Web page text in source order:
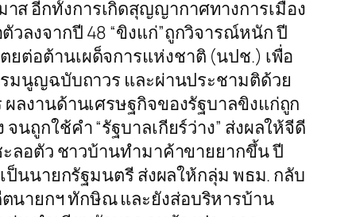
ส อีกทั้งการเกิดสุญญากาศทางการเมือง
ลงจากปี 48 “ขิงแก่”ถูกวิจารณ์หนัก ปี
ต่อต้านเผด็จการแห่งชาติ (นปช.) เพื่อ
รมนูญฉบับถาวร และผ่านประชามติด้วย
ลงานด้านเศรษฐกิจของรัฐบาลขิงแก่ถูก
ถูกใช้คำ “รัฐบาลเกียร์ว่าง” ส่งผลให้จีดี
ลอตัว ชาวบ้านทำมาค้าขายยากขึ้น ปี
ป็นนายกรัฐมนตรี ส่งผลให้กลุ่ม พธม. กลับ
นายกฯ ทักษิณ และยังส่อบริหารบ้าน